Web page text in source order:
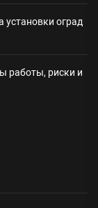
установки оград
работы, риски и